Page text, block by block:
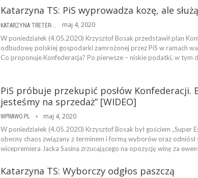
Katarzyna TS: PiS wyprowadza kozę, ale
KATARZYNA TRETER-SIERPIŃSKA maj 4, 2020
W poniedziałek (4.05.2020) Krzysztof Bosak przedstawił plan
odbudowę polskiej gospodarki zamrożonej przez PiS w ramach
Co proponuje Konfederacja? Po pierwsze – niskie podatki, w tym
PiS próbuje przekupić posłów Konfederacji.
jesteśmy na sprzedaż” [WIDEO]
WPRAWO.PL maj 4, 2020
W poniedziałek (4.05.2020) Krzysztof Bosak był gościem „Super
obecny chaos związany z terminem i formą wyborów oraz odniósł
wicepremiera Jacka Sasina zrzucającego na opozycję winę za
Katarzyna TS: Wyborczy odgłos paszczą